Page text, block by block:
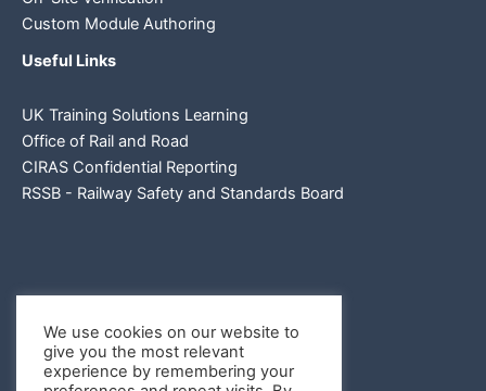
Custom Module Authoring
Useful Links
UK Training Solutions Learning
Office of Rail and Road
CIRAS Confidential Reporting
RSSB - Railway Safety and Standards Board
We use cookies on our website to
give you the most relevant
experience by remembering your